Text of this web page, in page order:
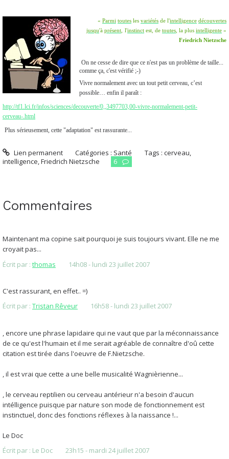
« Parmi toutes les variétés de l'intelligence découvertes
jusqu'à présent l'instinct est, de toutes , la plus intelligente »
Friedrich Nietzsche
On ne cesse de dire que ce n'est pas un problème de taille...
comme ça, c'est vérifié ;-)
Vivre normalement avec un tout petit cerveau, c’est
possible… enfin il paraît :
http://tf1.lci.fr/infos/sciences/decouverte/0,,3497703,00-vivre-normalement-petit-
cerveau-.html
Plus sérieusement, cette "adaptation" est rassurante...
Lien permanent Catégories : Santé Tags :cerveau,
intelligence,Friedrich Nietzsche 6
Commentaires
Maintenant ma copine sait pourquoi je suis toujours vivant. Elle ne me
croyait pas...
Écrit par : thomas 14h08- lundi 23 juillet 2007
C'est rassurant, en effet.. =)
Écrit par : Tristan Rêveur 16h58- lundi 23 juillet 2007
, encore une phrase lapidaire qui ne vaut que par la méconnaissance
de ce qu'est l'humain et il me serait agréable de connaître d'oû cette
citation est tirée dans l'oeuvre de F.Nietzsche.
, il est vrai que cette a une belle musicalité Wagnièrienne...
, le cerveau reptilien ou cerveau antérieur n'a besoin d'aucun
intélligence puisque par nature son mode de fonctionnement est
instinctuel, donc des fonctions réflexes à la naissance !...
Le Doc
Écrit par : Le Doc 23h15 - mardi 24 juillet 2007